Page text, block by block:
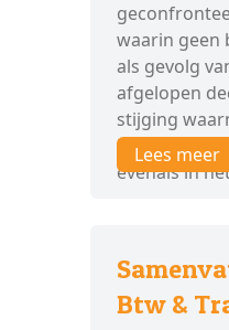
waarin geen
als gevolg
afgelopen
stijging
betrekking
evenals in
Lees meer
Btw &